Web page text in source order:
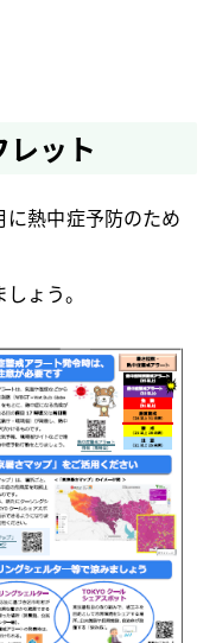
ット
熱中症予防のため
ょう。